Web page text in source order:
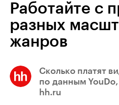
Работайте с
разных
жанров
Сколько платят
по данным
hh.ru